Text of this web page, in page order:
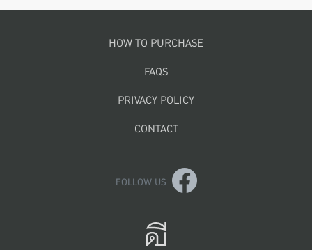
Footer menuHOW TO PURCHASE
FAQS
PRIVACY POLICY
CONTACT
FOLLOW US